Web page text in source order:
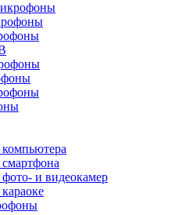
и видеокамер